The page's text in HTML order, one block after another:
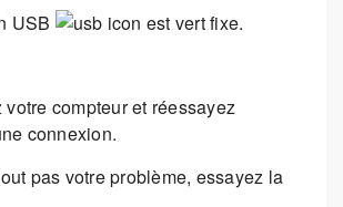
USB est vert fixe.
votre compteur et réessayez
connexion.
pas votre problème, essayez la